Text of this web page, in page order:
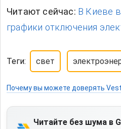
Читают сейчас: В Киеве
графики отключения
Теги: свет
Почему вы можете доверять
Читайте без шума в